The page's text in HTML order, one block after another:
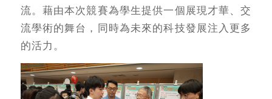
流。藉由本次競賽為學生提供一個展現才華、交
流學術的舞台，同時為未來的科技發展注入更多
的活力。